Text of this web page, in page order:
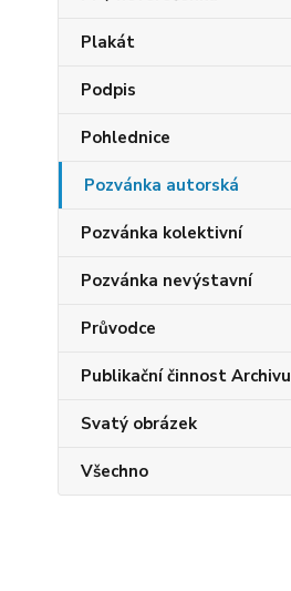
Plakát
Podpis
Pohlednice
Pozvánka autorská
Pozvánka kolektivní
Pozvánka nevýstavní
Průvodce
Publikační činnost Archivu
Svatý obrázek
Všechno